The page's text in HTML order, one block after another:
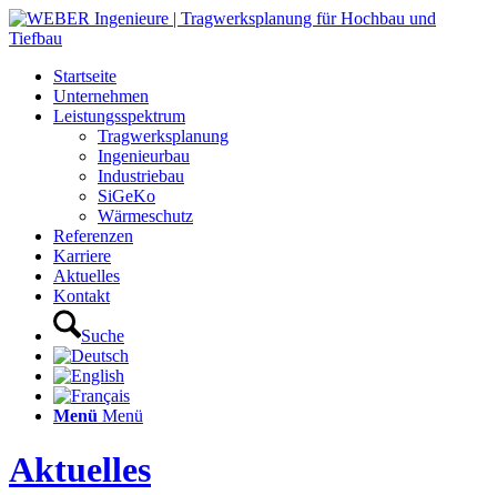
Startseite
Unternehmen
Leistungsspektrum
Tragwerksplanung
Ingenieurbau
Industriebau
SiGeKo
Wärmeschutz
Referenzen
Karriere
Aktuelles
Kontakt
Suche
Menü Menü
Aktuelles